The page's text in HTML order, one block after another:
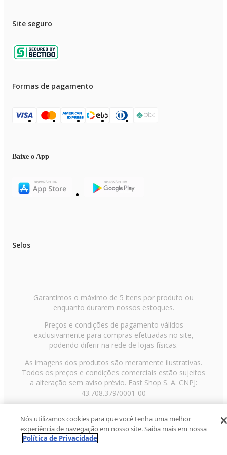
- Certificação: 004346/2023
- Marca: Maxi Toys
Site seguro
Formas de pagamento
Baixe o App
Selos
Garantimos o máximo de 5 itens por produto ou
enquanto durarem nossos estoques.
Preços e condições de pagamento válidos
exclusivamente para compras efetuadas no site,
podendo diferir na rede de lojas físicas.
As imagens dos produtos são meramente ilustrativas.
Todos os preços e condições comerciais estão sujeitos
a alteração sem aviso prévio. Fast Shop S. A. CNPJ:
43.708.379/0001-00
Paulo/SP, CEP 02029-001, Telefone: 11 3003-3728 ©
2013 Fast Shop - Todos os direitos reservadosRF
Nós utilizamos cookies para que você tenha uma melhor
experiência de navegação em nosso site. Saiba mais em nossa
Política de Privacidade